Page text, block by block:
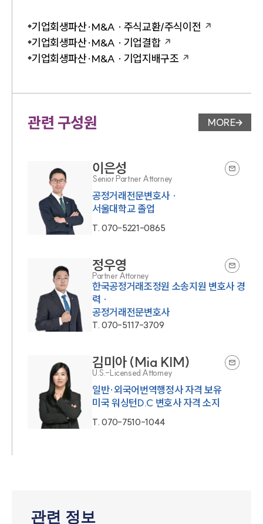
기업회생파산·M&A · 주식교환/주식이전
기업회생파산·M&A · 기업결합
기업회생파산·M&A · 기업지배구조
관련 구성원 변호사 페
MORE
이은성
Senior Partner Attorney
공정거래전문변호사 ·
서울대학교 졸업
T.070-5221-0865
정우영
Partner Attorney
한국공정거래조정원 소송지원 변호사 경
력 ·
공정거래전문변호사
T.070-5117-3709
김미아 (Mia KIM)
U.S.-Licensed Attorney
일반·외국어번역행정사 자격 보유
미국 워싱턴D.C 변호사 자격 소지
T.070-7510-1044
관련 정보